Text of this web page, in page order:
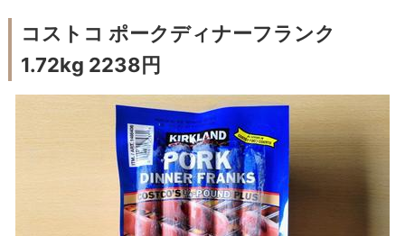
コストコ ポークディナーフランク
1.72kg 2238円